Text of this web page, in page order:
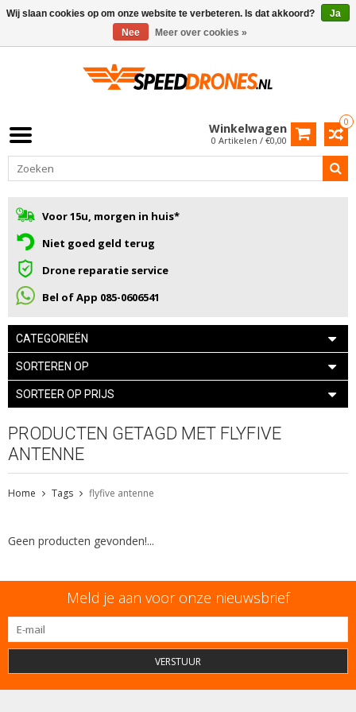
0
Winkelwagen
0 Artikelen / €0,00
Voor 15u, morgen in huis*
Niet goed geld terug
Drone reparatie service
Bel of App 085-0606541
CATEGORIEËN
SORTEREN OP
SORTEER OP PRIJS
PRODUCTEN GETAGD MET FLYFIVE
ANTENNE
Home Tags flyfive antenne
Geen producten gevonden!...
Meld je aan voor onze nieuwsbrief
VERSTUUR
Wij slaan cookies op om onze website te verbeteren. Is dat akkoord?
Ja
Nee
Meer over cookies »